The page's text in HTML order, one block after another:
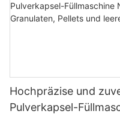
Hochpräzise und
Pulverkapsel-